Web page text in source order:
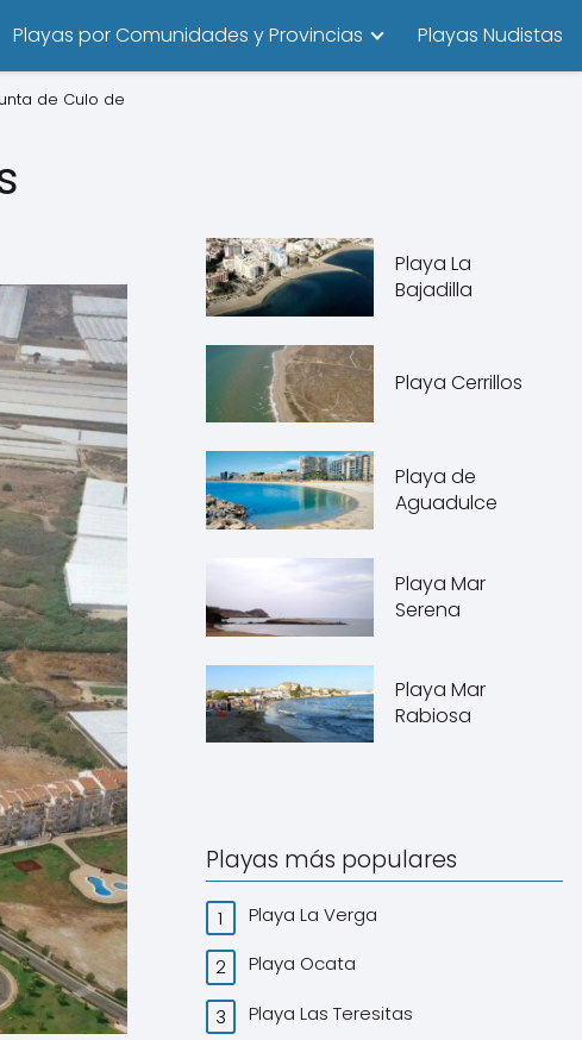
Playas por Comunidades y Provincias Playas Nudistas
de Culo de
Playa La
Bajadilla
Playa Cerrillos
Playa de
Aguadulce
Playa Mar
Serena
Playa Mar
Rabiosa
Playas más populares
Playa La Verga
Playa Ocata
Playa Las Teresitas